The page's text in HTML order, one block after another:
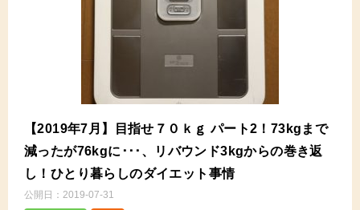
【2019年7月】目指せ７０ｋｇ パート2！73kgまで
減ったが76kgに･･･、リバウンド3kgからの巻き返
し！ひとり暮らしのダイエット事情
公開日： 2019-07-31